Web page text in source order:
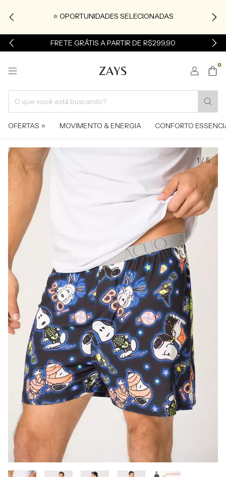
⭐ OPORTUNIDADES SELECIONADAS
FRETE GRÁTIS A PARTIR DE R$299,90
0
OFERTAS ⭐ MOVIMENTO & ENERGIA CONFORTO
1/5